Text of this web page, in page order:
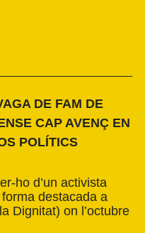
DE FAM DE
CAP AVENÇ EN
POLÍTICS
ho d’un activista
destacada a
Dignitat) on l’octubre